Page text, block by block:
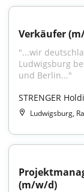
Verkäufer
"...wir
Ludwigs­burg
und Berlin..."
STRENGER
Ludwigsburg,
(m/w/d)